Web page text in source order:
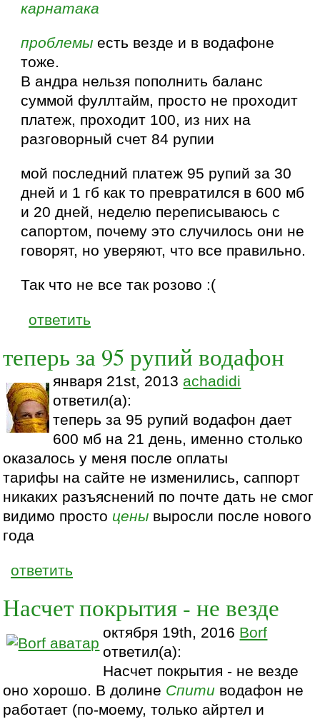
карнатака
проблемы есть везде и в водафоне
тоже.
В андра нельзя пополнить баланс
суммой фуллтайм, просто не проходит
платеж, проходит 100, из них на
разговорный счет 84 рупии
мой последний платеж 95 рупий за 30
дней и 1 гб как то превратился в 600 мб
и 20 дней, неделю переписываюсь с
сапортом, почему это случилось они не
говорят, но уверяют, что все правильно.
Так что не все так розово :(
ответить
теперь за 95 рупий водафон
января 21st, 2013 achadidi
ответил(а):
теперь за 95 рупий водафон дает
600 мб на 21 день, именно столько
оказалось у меня после оплаты
тарифы на сайте не изменились, саппорт
никаких разъяснений по почте дать не смог
видимо просто цены выросли после нового
года
ответить
Насчет покрытия - не везде
октября 19th, 2016 Borf
ответил(а):
Насчет покрытия - не везде
оно хорошо. В долине Спити водафон не
работает (по-моему, только айртел и